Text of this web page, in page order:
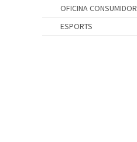
OFICINA CONSUMIDOR
ESPORTS